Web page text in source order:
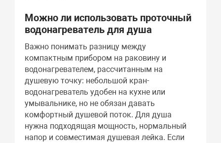
Можно ли использовать проточный
водонагреватель для душа
Важно понимать разницу между
компактным прибором на раковину и
водонагревателем, рассчитанным на
душевую точку: небольшой кран-
водонагреватель удобен на кухне или
умывальнике, но не обязан давать
комфортный душевой поток. Для душа
нужна подходящая мощность, нормальный
напор и совместимая душевая лейка. Если